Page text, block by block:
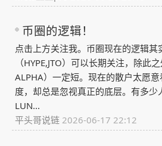
币圈的逻辑！
点击上方关注我。币圈现在的逻辑其
（HYPE,JTO）可以长期关注，除此
ALPHA）一定短。现在的散户太愿
度，却总是忽视真正的底层。有多少
LUN...
平头哥说链 2026-06-17 22:12